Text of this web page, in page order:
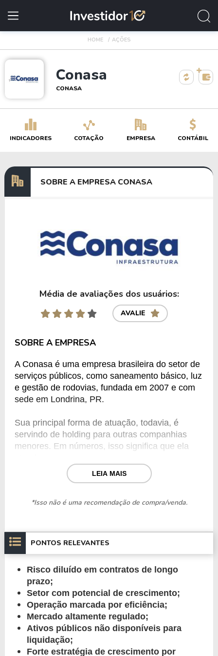
HOME AÇÕES
Conasa
CONASA
INDICADORES COTAÇÃO EMPRESA CONTÁBIL
SOBRE A EMPRESA CONASA
Média de avaliações dos usuários:
AVALIE
SOBRE A EMPRESA
A Conasa é uma empresa brasileira do setor de
serviços públicos, como saneamento básico, luz
e gestão de rodovias, fundada em 2007 e com
sede em Londrina, PR.
Sua principal forma de atuação, todavia, é
servindo de holding para outras companhias
menores. Em números, isso significa que ela
825 mil pessoas com saneamento básico;
ela;
De forma geral a empresa se encontra presente
funcionários.
Os ativos administrados pela companhia, por
conseguinte, são divididos em quatro
segmentos:
Conasa Saneamento: Engloba Águas de
LEIA MAIS
*Isso não é uma recomendação de compra/venda.
PONTOS RELEVANTES
Risco diluído em contratos de longo
prazo;
Setor com potencial de crescimento;
Operação marcada por eficiência;
Mercado altamente regulado;
Ativos públicos não disponíveis para
liquidação;
Forte estratégia de crescimento por